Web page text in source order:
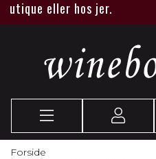
eller hos jer.
Forside